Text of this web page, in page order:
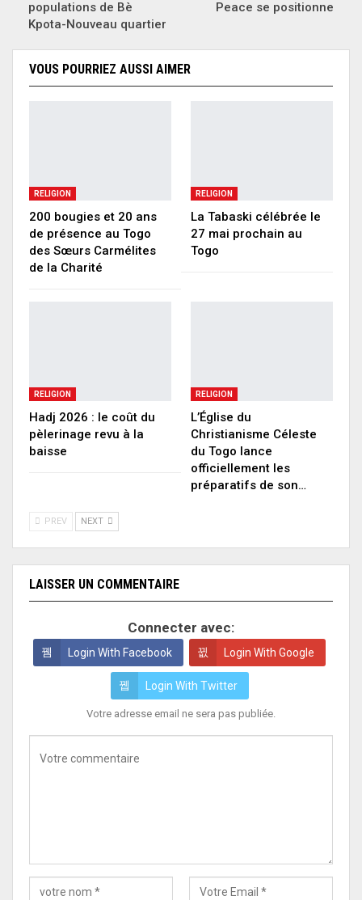
populations de Bè
Kpota-Nouveau quartier
Peace se positionne
VOUS POURRIEZ AUSSI AIMER
RELIGION
200 bougies et 20 ans
de présence au Togo
des Sœurs Carmélites
de la Charité
RELIGION
La Tabaski célébrée le
27 mai prochain au
Togo
RELIGION
Hadj 2026 : le coût du
pèlerinage revu à la
baisse
RELIGION
L’Église du
Christianisme Céleste
du Togo lance
officiellement les
préparatifs de son…
PREV NEXT
LAISSER UN COMMENTAIRE
Connecter avec:
Login With Facebook Login With Google
Login With Twitter
Votre adresse email ne sera pas publiée.